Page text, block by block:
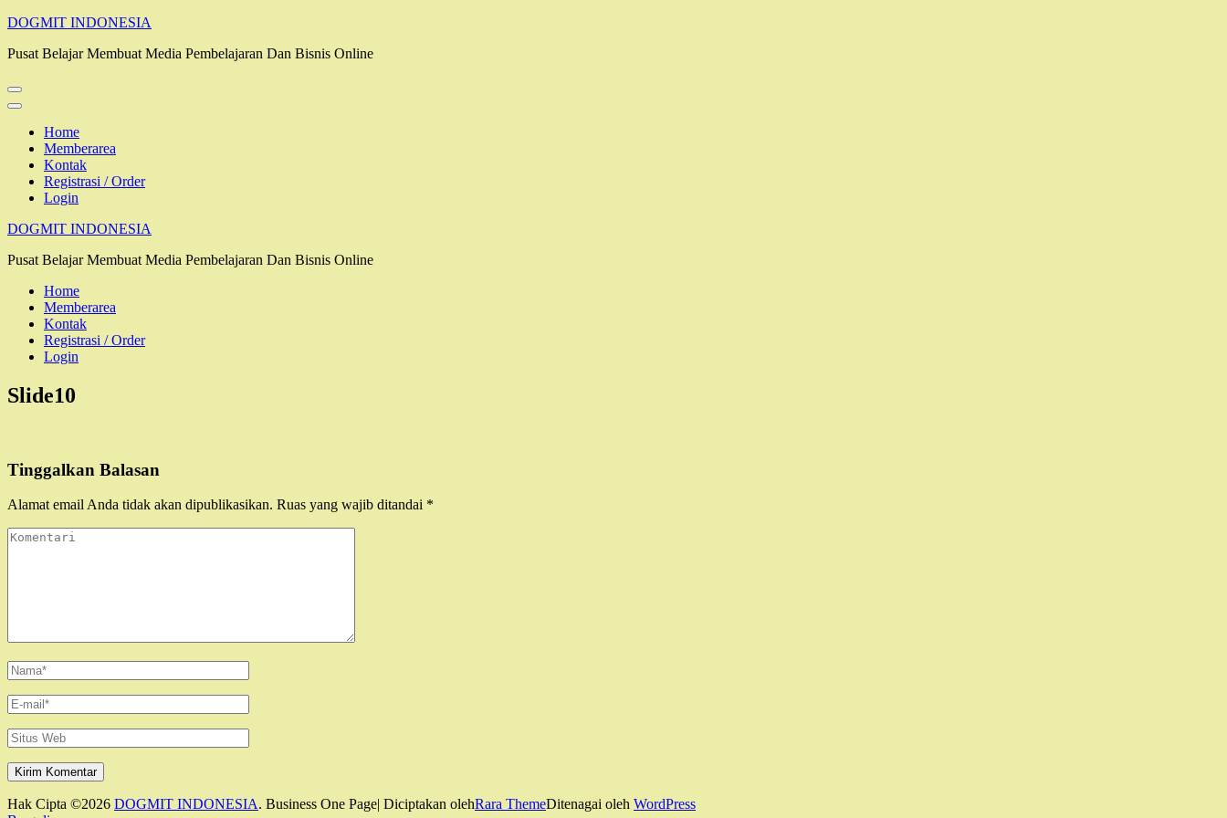
Lompat
konten
Enter)
DOGMIT INDONESIA
Pusat Belajar Membuat Media Pembelajaran Dan Bisnis Online
Home
Memberarea
Kontak
Registrasi / Order
Login
DOGMIT INDONESIA
Pusat Belajar Membuat Media Pembelajaran Dan Bisnis Online
Home
Memberarea
Kontak
Registrasi / Order
Login
Slide10
Tinggalkan Balasan
Alamat email Anda tidak akan dipublikasikan. Ruas yang wajib ditandai *
Komentari
Name*
Email*
Situs
Web
Hak Cipta ©2026 DOGMIT INDONESIA. Business One Page| Diciptakan olehRara ThemeDitenagai oleh WordPress